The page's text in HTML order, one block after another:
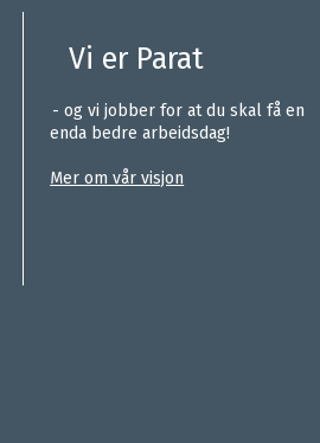
Vi er Parat
- og vi jobber for at du skal få en
enda bedre arbeidsdag!
Mer om vår visjon